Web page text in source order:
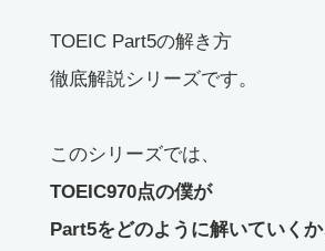
TOEIC Part5の解き方
徹底解説シリーズです。
このシリーズでは、
TOEIC970点の僕が
Part5をどのように解いていくか